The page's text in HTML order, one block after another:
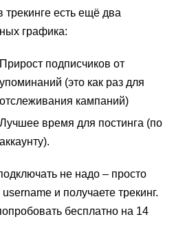
трекинге есть ещё два
графика:
Прирост подписчиков от
упоминаний (это как раз для
отслеживания кампаний)
Лучшее время для постинга (по
аккаунту).
не надо – просто
и получаете трекинг.
бесплатно на 14